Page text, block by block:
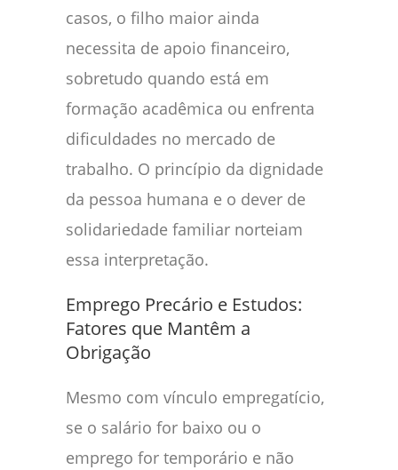
casos, o filho maior ainda
necessita de apoio financeiro,
sobretudo quando está em
formação acadêmica ou enfrenta
dificuldades no mercado de
trabalho. O princípio da dignidade
da pessoa humana e o dever de
solidariedade familiar norteiam
essa interpretação.
Emprego Precário e Estudos:
Fatores que Mantêm a
Obrigação
Mesmo com vínculo empregatício,
se o salário for baixo ou o
emprego for temporário e não